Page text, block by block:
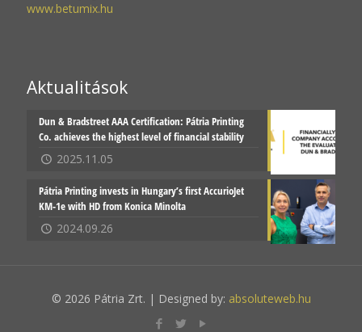
www.betumix.hu
Aktualitások
Dun & Bradstreet AAA Certification: Pátria Printing
Co. achieves the highest level of financial stability
2025.11.05
Pátria Printing invests in Hungary’s first AccurioJet
KM-1e with HD from Konica Minolta
2024.09.26
© 2026 Pátria Zrt. | Designed by: absoluteweb.hu